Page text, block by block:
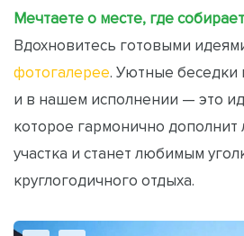
Мечтаете о месте, где
Вдохновитесь готовыми
фотогалерее. Уютные беседки
и в нашем исполнении — это
которое гармонично
участка и станет любимым
круглогодичного отдыха.